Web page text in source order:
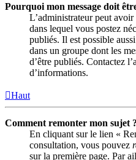
Pourquoi mon message doit
L’administrateur peut
dans lequel vous postez
publiés. Il est possible
dans un groupe dont les
d’être publiés. Contactez
d’informations.
Haut
Comment remonter mon sujet ?
En cliquant sur le lien «
consultation, vous pouvez
sur la première page. Par